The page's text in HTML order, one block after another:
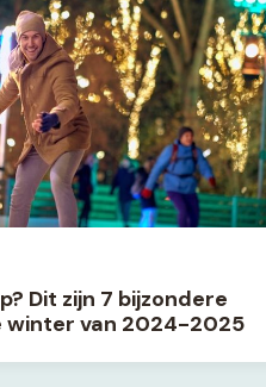
Dit zijn 7 bijzondere
winter van 2024-2025